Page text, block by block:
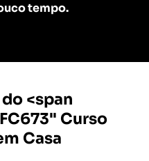
tempo.
<span
Curso
Casa